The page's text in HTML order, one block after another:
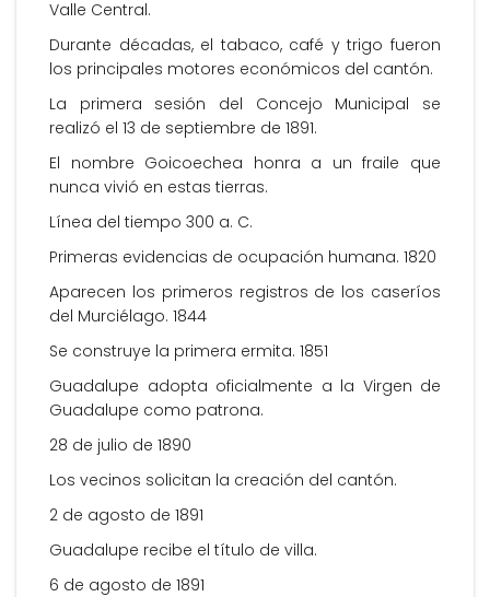
Valle Central.
Durante décadas, el tabaco, café y trigo fueron
los principales motores económicos del cantón.
La primera sesión del Concejo Municipal se
realizó el 13 de septiembre de 1891.
El nombre Goicoechea honra a un fraile que
nunca vivió en estas tierras.
Línea del tiempo 300 a. C.
Primeras evidencias de ocupación humana. 1820
Aparecen los primeros registros de los caseríos
del Murciélago. 1844
Se construye la primera ermita. 1851
Guadalupe adopta oficialmente a la Virgen de
Guadalupe como patrona.
28 de julio de 1890
Los vecinos solicitan la creación del cantón.
2 de agosto de 1891
Guadalupe recibe el título de villa.
6 de agosto de 1891